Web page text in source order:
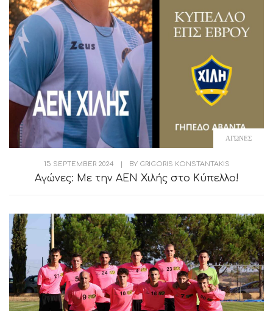
ΑΓΏΝΕΣ
15 SEPTEMBER 2024 BY GRIGORIS KONSTANTAKIS
Αγώνες: Με την ΑΕΝ Χιλής στο Κύπελλο!